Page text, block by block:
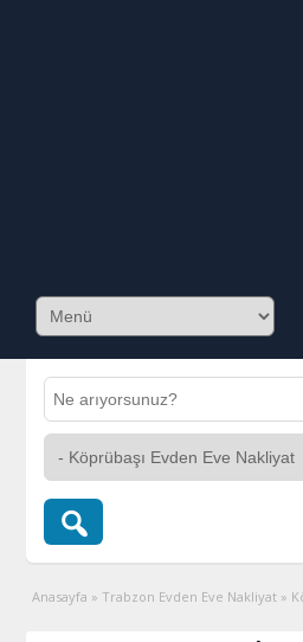
Anasayfa » Trabzon Evden Eve Nakliyat »